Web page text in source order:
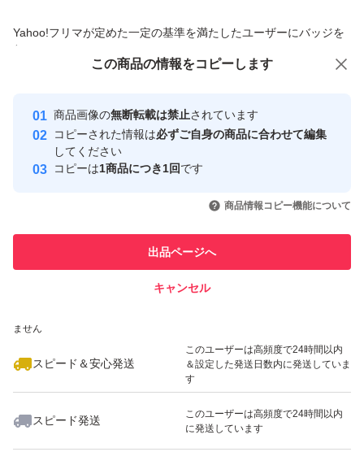
Yahoo!フリマが定めた一定の基準を満たしたユーザーにバッジを
付与しています
安心取引出品者
心・安全なユーザーです
取引実績
引を完了させた実績があります
での取引実績があります
ません
スピード＆安心発送
このユーザーは高頻度で24時間以内
＆設定した発送日数内に発送していま
す
スピード発送
このユーザーは高頻度で24時間以内
に発送しています
この商品の情報をコピーします
商品画像の無断転載は禁止されています
コピーされた情報は必ずご自身の商品に合わせて編集
してください
コピーは1商品につき1回です
商品情報コピー機能について
出品ページへ
キャンセル
この商品をみている人にオススメ
いいね！
3,200